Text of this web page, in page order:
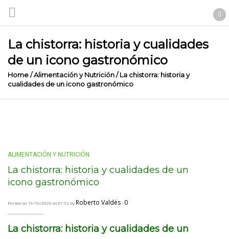
La chistorra: historia y cualidades
de un icono gastronómico
Home/Alimentación y Nutrición/ La chistorra: historia y
cualidades de un icono gastronómico
ALIMENTACIÓN Y NUTRICIÓN
La chistorra: historia y cualidades de un
icono gastronómico
Posted on 19/10/2025 at 07:53 byRoberto Valdés/ 0
La chistorra: historia y cualidades de un